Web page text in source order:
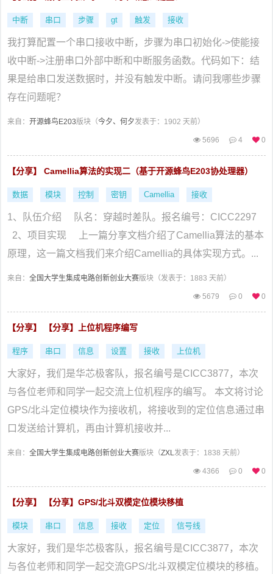
中断 串口 步骤 gt 触发 接收
我打算配置一个串口接收中断，步骤为串口初始化->使能接
收中断->注册串口外部中断和中断服务函数。代码如下：结
果是给串口发送数据时，并没有触发中断。请问我哪些步骤
存在问题呢？
来自： 开源蜂鸟E203版块（今夕、何夕发表于：1902 天前）
5696 4 0
【分享】 Camellia算法的实现二（基于开源蜂鸟E203协处理器）
数据 模块 控制 密钥 Camellia 接收
1、队伍介绍 队名：穿越时差队。报名编号：CICC2297
2、项目实现 上一篇分享文档介绍了Camellia算法的基本
原理，这一篇文档我们来介绍Camellia的具体实现方式。...
来自： 全国大学生集成电路创新创业大赛版块（发表于：1883 天前）
5679 0 0
【分享】 【分享】上位机程序编写
程序 串口 信息 设置 接收 上位机
大家好，我们是华芯极客队，报名编号是CICC3877，本次
与各位老师和同学一起交流上位机程序的编写。 本文将讨论
GPS/北斗定位模块作为接收机，将接收到的定位信息通过串
口发送给计算机，再由计算机接收并...
来自： 全国大学生集成电路创新创业大赛版块（ZXL发表于：1838 天前）
4366 0 0
【分享】 【分享】GPS/北斗双模定位模块移植
模块 串口 信息 接收 定位 信号线
大家好，我们是华芯极客队，报名编号是CICC3877，本次
与各位老师和同学一起交流GPS/北斗双模定位模块的移植。